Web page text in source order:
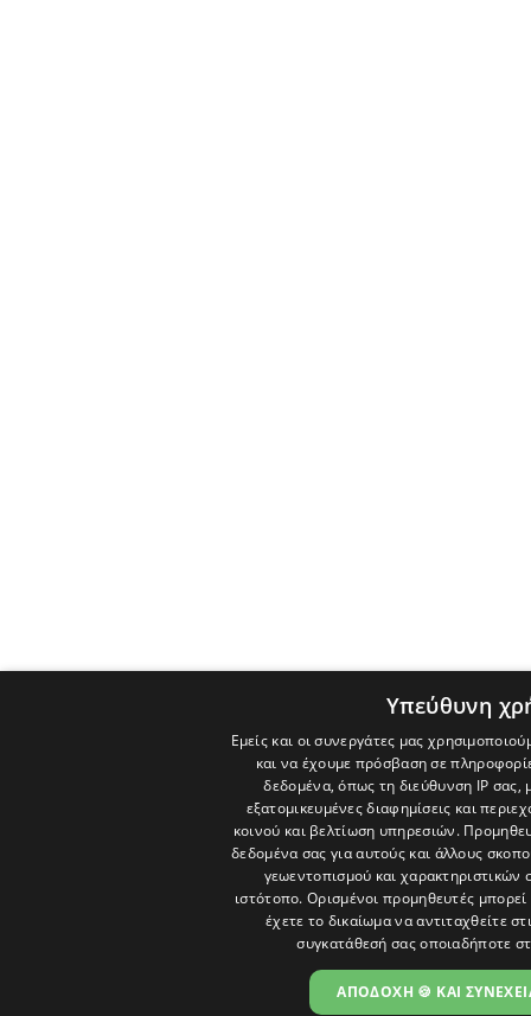
Υπεύθυνη
Εμείς και οι συνεργάτες μας
και να έχουμε πρόσβαση σε
δεδομένα, όπως τη διεύθυνση IP σας,
εξατομικευμένες διαφημίσεις και
κοινού και βελτίωση υπηρεσιών.
δεδομένα σας για αυτούς και άλλους
γεωεντοπισμού και χαρακτηριστικών
ιστότοπο. Ορισμένοι προμηθευτές
έχετε το δικαίωμα να αντιταχθείτε
συγκατάθεσή σας οποιαδήποτε
ΑΠΟΔΟΧΗ 🍪 ΚΑΙ